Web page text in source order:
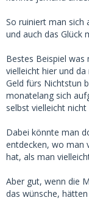
So ruiniert man sich
und auch das Glück
Bestes Beispiel
vielleicht hier und
Geld fürs Nichtstun
monatelang sich
selbst vielleicht
Dabei könnte man
entdecken, wo man
hat, als man
Aber gut, wenn die
das wünsche,